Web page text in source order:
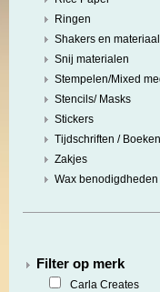
Ringen
Shakers en materiaal
Snij materialen
Stempelen/Mixed
Stencils/ Masks
Stickers
Tijdschriften / Boeken
Zakjes
Wax benodigdheden
Filter op merk
Carla Creates